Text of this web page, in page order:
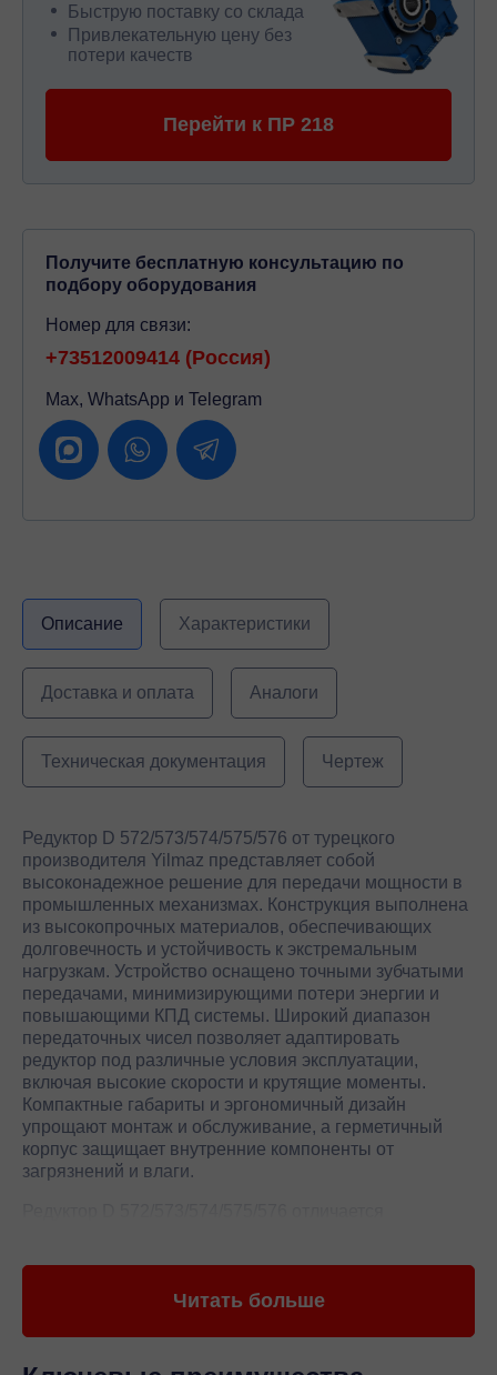
Быструю поставку со склада
Привлекательную цену без
потери качеств
Перейти к ПР 218
Получите бесплатную консультацию по
подбору оборудования
Номер для связи:
+73512009414 (Россия)
Max, WhatsApp и Telegram
Описание Характеристики
Доставка и оплата Аналоги
Техническая документация Чертеж
Редуктор D 572/573/574/575/576 от турецкого
производителя Yilmaz представляет собой
высоконадежное решение для передачи мощности в
промышленных механизмах. Конструкция выполнена
из высокопрочных материалов, обеспечивающих
долговечность и устойчивость к экстремальным
нагрузкам. Устройство оснащено точными зубчатыми
передачами, минимизирующими потери энергии и
повышающими КПД системы. Широкий диапазон
передаточных чисел позволяет адаптировать
редуктор под различные условия эксплуатации,
включая высокие скорости и крутящие моменты.
Компактные габариты и эргономичный дизайн
упрощают монтаж и обслуживание, а герметичный
корпус защищает внутренние компоненты от
загрязнений и влаги.
подшипников и шестерен, продлевая срок службы
термообработку и контроль качества на каждом этапе
Читать больше